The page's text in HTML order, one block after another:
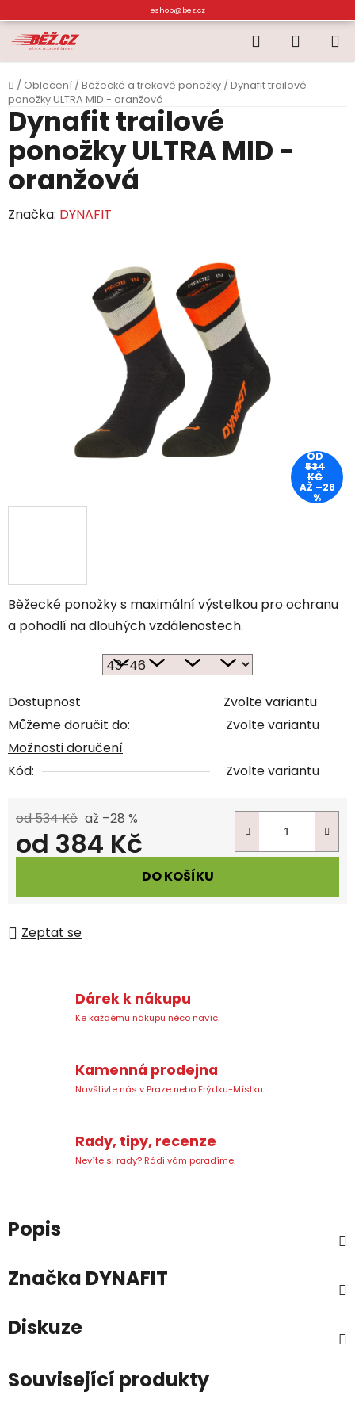
na
obsah
eshop@bez.cz
Hledat
KOŠÍK
Domů
/ Oblečení / Běžecké a trekové ponožky / Dynafit trailové
ponožky ULTRA MID - oranžová
Běžecké ponožky s maximální výstelkou pro ochranu
a pohodlí na dlouhých vzdálenostech.
Dostupnost
Zvolte variantu
Můžeme doručit do:
Zvolte variantu
Možnosti doručení
Kód:
Zvolte variantu
od 534 Kč až –28 %
od 384 Kč
DO KOŠÍKU
Zeptat se
Dynafit trailové
ponožky ULTRA MID -
oranžová
Značka: DYNAFIT
OD
534
KČ
AŽ –28
%
Dárek k nákupu
Ke každému nákupu něco navíc.
Kamenná prodejna
Navštivte nás v Praze nebo Frýdku-Místku.
Rady, tipy, recenze
Nevíte si rady? Rádi vám poradíme.
Popis
Značka DYNAFIT
Diskuze
Související produkty